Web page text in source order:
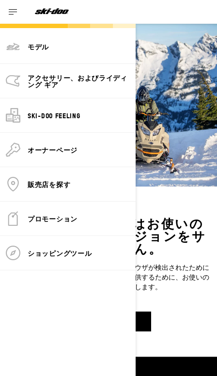
モデル
アクセサリー、およびライディ
ング ギア
SKI-DOO FEELING
オーナーページ
販売店を探す
プロモーション
ショッピングツール
残念ながら、当社ではお使いの
ブラウザのこのバージョンをサ
ポートしておりません。
このページは、サポートされていないブラウザが検出されたために
表示されています。最適な閲覧体験をご提供するために、お使いの
ブラウザをアップデートすることをお勧めします。